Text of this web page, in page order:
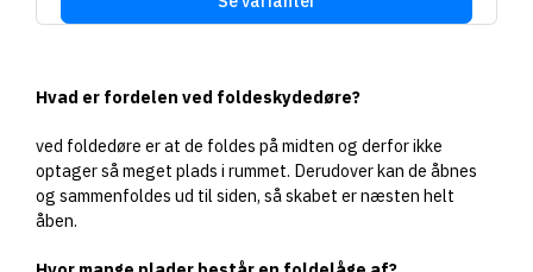
Hvad er fordelen ved foldeskydedøre?
ved foldedøre er at de foldes på midten og derfor ikke
optager så meget plads i rummet. Derudover kan de åbnes
og sammenfoldes ud til siden, så skabet er næsten helt
åben.